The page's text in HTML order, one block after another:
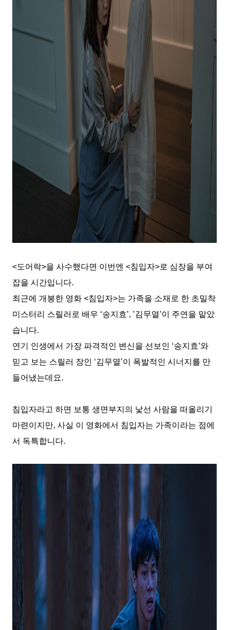
<도어락>을 사수했다면 이번엔 <침입자>로 심장을 부여
잡을 시간입니다.
최근에 개봉한 영화 <침입자>는 가족을 소재로 한 초밀착
미스터리 스릴러 로 배우 ‘송지효’, ’김무열’이 주연을 맡았
습니다.
연기 인생에서 가장 파격적인 변신을 선보인 ‘송지효’와
믿고 보는 스릴러 장인 ‘김무열’이 폭발적인 시너지를 만
들어냈는데요.
침입자라고 하면 보통 생면부지의 낯선 사람을 떠올리기
마련이지만, 사실 이 영화에서 침입자는 가족이라는 점에
서 독특합니다.